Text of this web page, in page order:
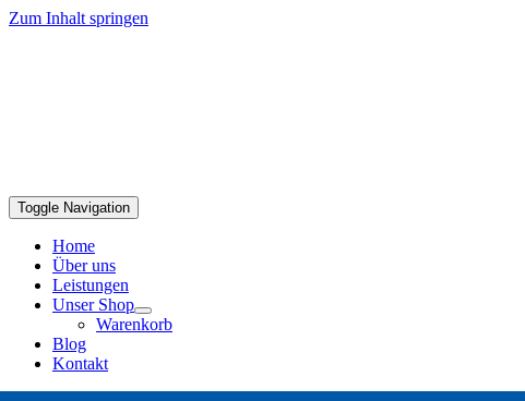
Zum Inhalt springen
Toggle Navigation
Home
Über uns
Leistungen
Unser Shop
Warenkorb
Blog
Kontakt